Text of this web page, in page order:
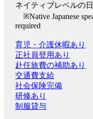
ネイティブレベルの
※Native Japanese
required
育児・介護休暇あり
正社員登用あり
赴任旅費の補助あり
交通費支給
社会保険完備
研修あり
制服貸与